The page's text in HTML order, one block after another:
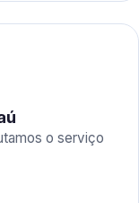
o serviço